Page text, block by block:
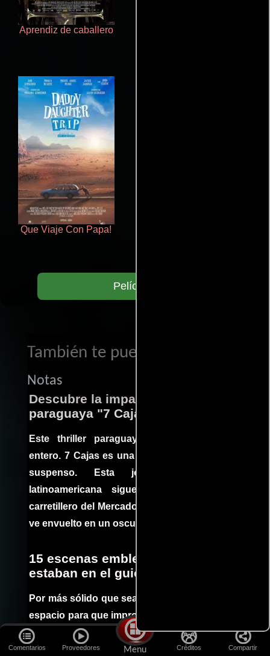
Comentarios Proveedores Menu Créditos Compartir
Aprendiz de caballero
Que Viaje Con Papa!
Películas
También te puede interesar...
Notas
Descubre la impactante película
paraguaya "7 Cajas"
Este thriller paraguayo cautivó al mundo
entero. 7 Cajas es una explosión de acción y
suspenso. Esta joya cinematográfica
latinoamericana sigue la historia de un
carretillero del Mercado 4 de Asunción que se
ve envuelto en un oscuro mundo de crimen
15 escenas emblemáticas que no
estaban en el guion
Por más sólido que sea un guión siempre hay
espacio para que improvisaciones que se dan
durante el rodaje de determinadas escenas
queden en el producto final.